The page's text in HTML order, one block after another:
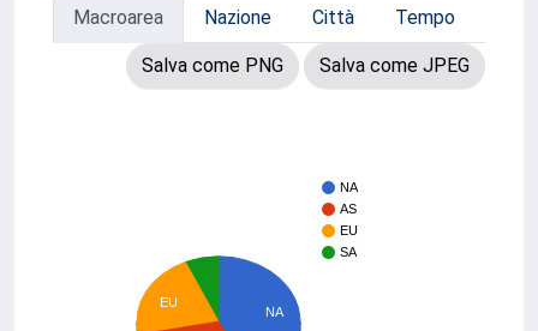
Macroarea Nazione Città Tempo
Salva come PNG Salva come JPEG
NA
AS
EU
SA
NA
EU